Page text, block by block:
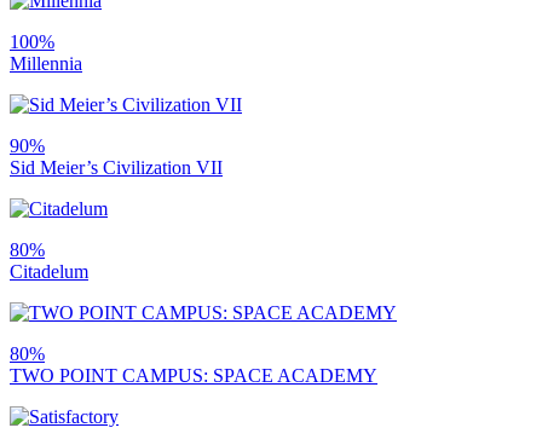
100%
Millennia
90%
Sid Meier’s Civilization VII
80%
Citadelum
80%
TWO POINT CAMPUS: SPACE ACADEMY